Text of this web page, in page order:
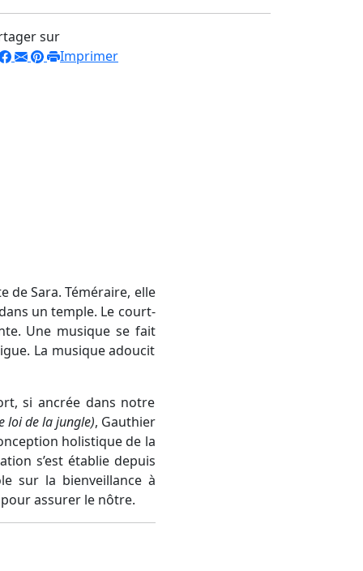
sur
Imprimer
de Sara. Téméraire, elle
un temple. Le court-
Une musique se fait
La musique adoucit
si ancrée dans notre
loi de la jungle), Gauthier
holistique de la
s’est établie depuis
sur la bienveillance à
assurer le nôtre.